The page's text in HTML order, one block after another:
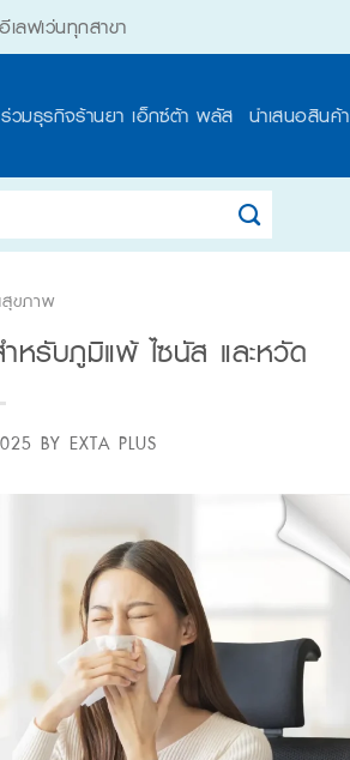
ลฟเว่นทุกสาขา
ร่วมธุรกิจร้านยา เอ็กซ์ต้า พลัส นำเสนอสินค้า
ขภาพ
หรับภูมิแพ้ ไซนัส และหวัด
BY EXTA PLUS